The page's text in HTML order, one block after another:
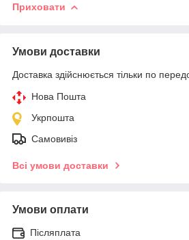
Приховати
Умови доставки
Доставка здійснюється тільки по
Нова Пошта
Укрпошта
Самовивіз
Всі умови доставки
Умови оплати
Післяплата